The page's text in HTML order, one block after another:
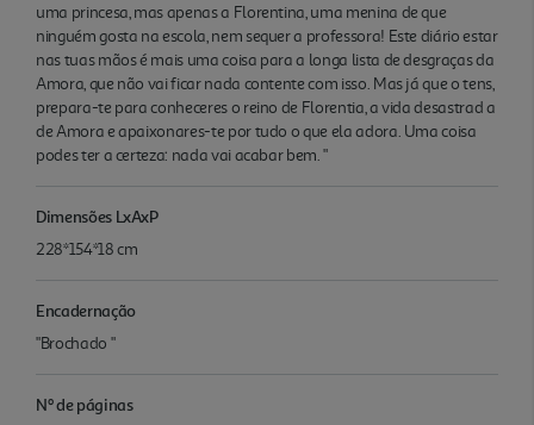
uma princesa, mas apenas a Florentina, uma menina de que
ninguém gosta na escola, nem sequer a professora! Este diário estar
nas tuas mãos é mais uma coisa para a longa lista de desgraças da
Amora, que não vai ficar nada contente com isso. Mas já que o tens,
prepara-te para conheceres o reino de Florentia, a vida desastrad a
de Amora e apaixonares-te por tudo o que ela adora. Uma coisa
podes ter a certeza: nada vai acabar bem. "
Dimensões LxAxP
228*154*18 cm
Encadernação
"Brochado "
Nº de páginas